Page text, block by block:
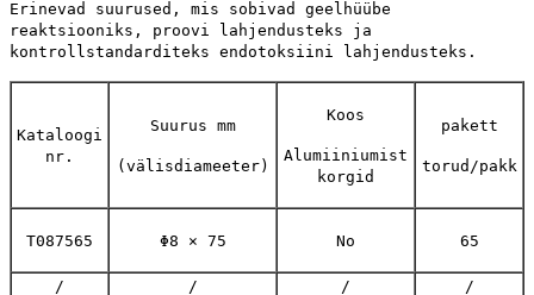
Erinevad suurused, mis sobivad geelhüübe
reaktsiooniks, proovi lahjendusteks ja
kontrollstandarditeks endotoksiini lahjendusteks.
Kataloogi
nr.
Suurus mm
(välisdiameeter)
Koos
Alumiiniumist
korgid
pakett
torud/pakk
T087565 Φ8 × 75 No 65
/ / / /